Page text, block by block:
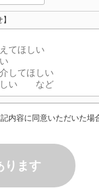
内容に同意いただいた場
ります